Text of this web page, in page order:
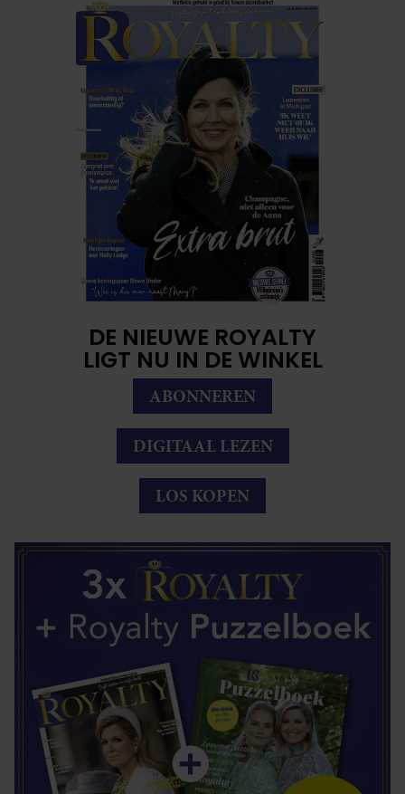
DE NIEUWE ROYALTY
LIGT NU IN DE WINKEL
ABONNEREN
DIGITAAL LEZEN
LOS KOPEN